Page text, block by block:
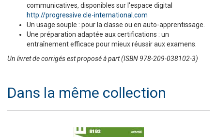
communicatives, disponibles sur l'espace digital
http://progressive.cle-international.com
Un usage souple : pour la classe ou en auto-apprentissage.
Une préparation adaptée aux certifications : un
entraînement efficace pour mieux réussir aux examens.
Un livret de corrigés est proposé à part (ISBN 978-209-038102-3)
Dans la même collection